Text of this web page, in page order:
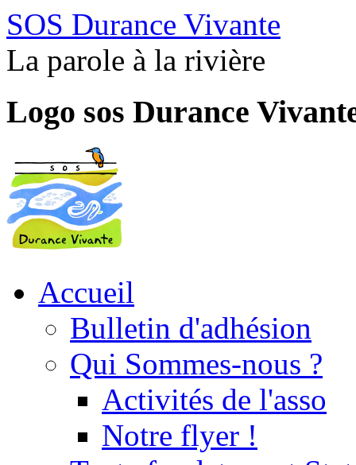
SOS Durance Vivante
La parole à la rivière
Logo sos Durance
Accueil
Bulletin d'adhésion
Qui Sommes-nous ?
Activités de l'asso
Notre flyer !